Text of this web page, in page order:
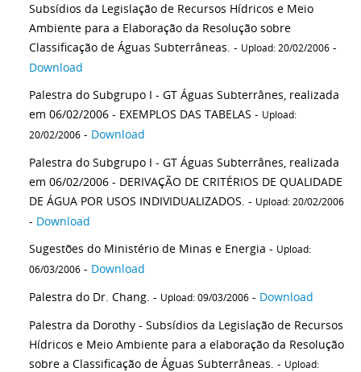
Subsídios da Legislação de Recursos Hídricos e Meio
Ambiente para a Elaboração da Resolução sobre
Classificação de Águas Subterrâneas. - Upload: 20/02/2006 -
Download
Palestra do Subgrupo I - GT Águas Subterrânes, realizada
em 06/02/2006 - EXEMPLOS DAS TABELAS - Upload:
20/02/2006 - Download
Palestra do Subgrupo I - GT Águas Subterrânes, realizada
em 06/02/2006 - DERIVAÇÃO DE CRITÉRIOS DE QUALIDADE
DE ÁGUA POR USOS INDIVIDUALIZADOS. - Upload: 20/02/2006
- Download
Sugestões do Ministério de Minas e Energia - Upload:
06/03/2006 - Download
Palestra do Dr. Chang. - Upload: 09/03/2006 - Download
Palestra da Dorothy - Subsídios da Legislação de Recursos
Hídricos e Meio Ambiente para a elaboração da Resolução
sobre a Classificação de Águas Subterrâneas. - Upload: